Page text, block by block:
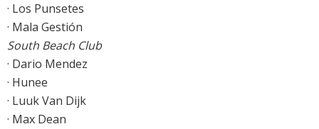
· Los Punsetes
· Mala Gestión
South Beach Club
· Dario Mendez
· Hunee
· Luuk Van Dijk
· Max Dean